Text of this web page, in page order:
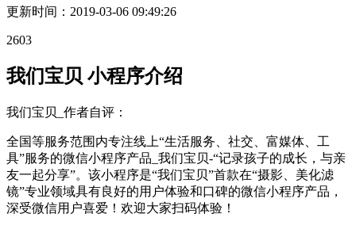
更新时间： 2019-03-06 09:49:26
2603
我们宝贝 小程序介绍
我们宝贝_作者自评：
全国等服务范围内专注线上“生活服务、社交、富媒体、工
具”服务的微信小程序产品_我们宝贝-“记录孩子的成长，与亲
友一起分享”。该小程序是“我们宝贝”首款在“摄影、美化滤
镜”专业领域具有良好的用户体验和口碑的微信小程序产品，
深受微信用户喜爱！欢迎大家扫码体验！